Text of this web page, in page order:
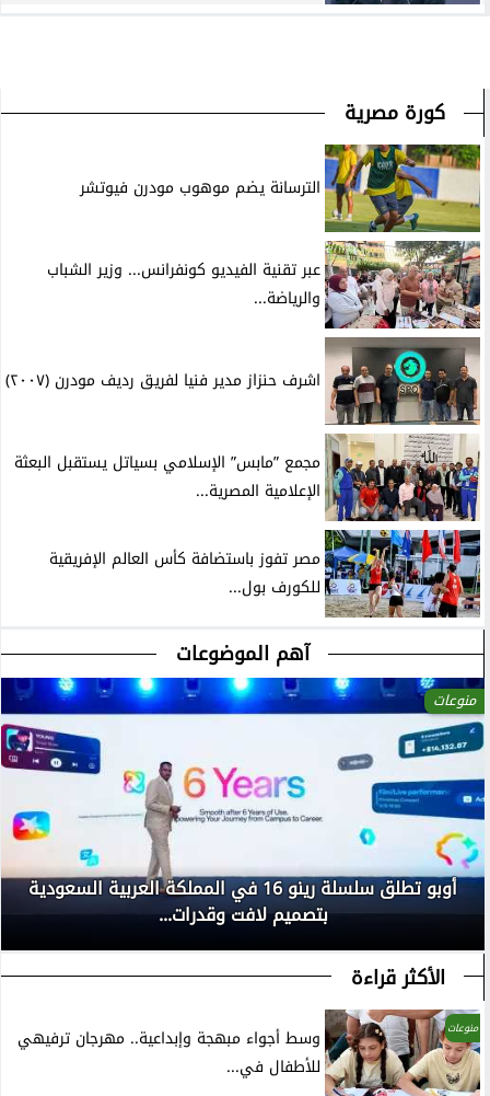
كورة مصرية
الترسانة يضم موهوب مودرن فيوتشر
عبر تقنية الفيديو كونفرانس... وزير الشباب
والرياضة...
اشرف حنزاز مدير فنيا لفريق رديف مودرن (٢٠٠٧)
مجمع ”مابس” الإسلامي بسياتل يستقبل البعثة
الإعلامية المصرية...
مصر تفوز باستضافة كأس العالم الإفريقية
للكورف بول...
آهم الموضوعات
منوعات
أوبو تطلق سلسلة رينو 16 في المملكة العربية السعودية
بتصميم لافت وقدرات...
الأكثر قراءة
منوعات
وسط أجواء مبهجة وإبداعية.. مهرجان ترفيهي
للأطفال في...